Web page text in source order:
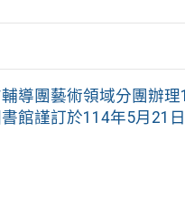
導團藝術領域分團辦理
館謹訂於114年5月21